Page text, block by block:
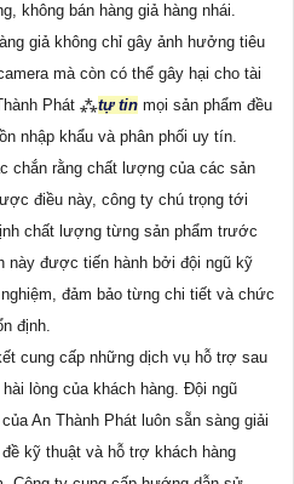
không bán hàng giả hàng nhái.
giả không chỉ gây ảnh hưởng tiêu
mà còn có thể gây hại cho tài
Phát ⁂tự tin mọi sản phẩm đều
nhập khẩu và phân phối uy tín.
chắn rằng chất lượng của các sản
điều này, công ty chú trọng tới
chất lượng từng sản phẩm trước
này được tiến hành bởi đội ngũ kỹ
đảm bảo từng chi tiết và chức
định.
cung cấp những dịch vụ hỗ trợ sau
lòng của khách hàng. Đội ngũ
An Thành Phát luôn sẵn sàng giải
kỹ thuật và hỗ trợ khách hàng